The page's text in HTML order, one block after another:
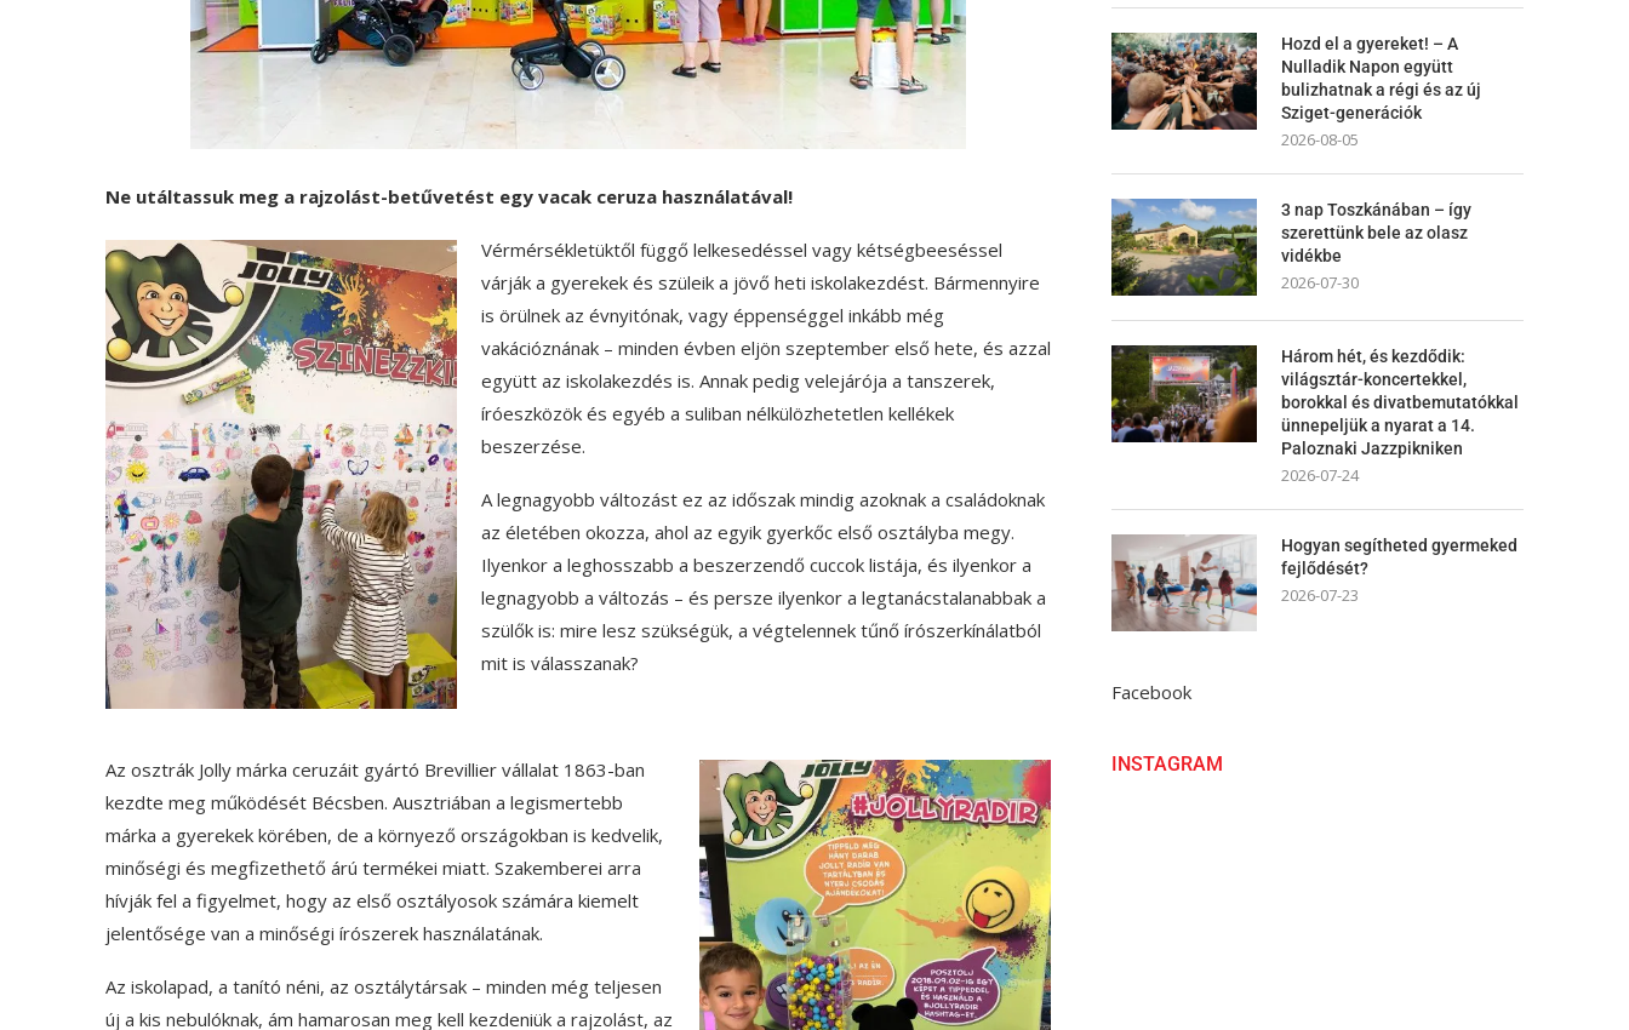
Ne utáltassuk meg a rajzolást-betűvetést egy vacak ceruza használatával!
Vérmérsékletüktől függő lelkesedéssel vagy kétségbeeséssel
várják a gyerekek és szüleik a jövő heti iskolakezdést. Bármennyire
is örülnek az évnyitónak, vagy éppenséggel inkább még
vakációznának – minden évben eljön szeptember első hete, és azzal
együtt az iskolakezdés is. Annak pedig velejárója a tanszerek,
íróeszközök és egyéb a suliban nélkülözhetetlen kellékek
beszerzése.
A legnagyobb változást ez az időszak mindig azoknak a családoknak
az életében okozza, ahol az egyik gyerkőc első osztályba megy.
Ilyenkor a leghosszabb a beszerzendő cuccok listája, és ilyenkor a
legnagyobb a változás – és persze ilyenkor a legtanácstalanabbak a
szülők is: mire lesz szükségük, a végtelennek tűnő írószerkínálatból
mit is válasszanak?
Az osztrák Jolly márka ceruzáit gyártó Brevillier vállalat 1863-ban
kezdte meg működését Bécsben. Ausztriában a legismertebb
márka a gyerekek körében, de a környező országokban is kedvelik,
minőségi és megfizethető árú termékei miatt. Szakemberei arra
hívják fel a figyelmet, hogy az első osztályosok számára kiemelt
jelentősége van a minőségi írószerek használatának.
Az iskolapad, a tanító néni, az osztálytársak – minden még teljesen
új a kis nebulóknak, ám hamarosan meg kell kezdeniük a rajzolást, az
Hozd el a gyereket! – A
Nulladik Napon együtt
bulizhatnak a régi és az új
Sziget-generációk
2026-08-05
3 nap Toszkánában – így
szerettünk bele az olasz
vidékbe
2026-07-30
Három hét, és kezdődik:
világsztár-koncertekkel,
borokkal és divatbemutatókkal
ünnepeljük a nyarat a 14.
Paloznaki Jazzpikniken
2026-07-24
Hogyan segítheted gyermeked
fejlődését?
2026-07-23
Facebook
INSTAGRAM